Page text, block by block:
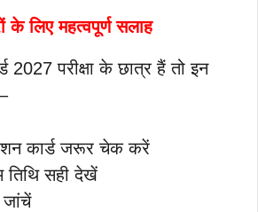
के लिए महत्वपूर्ण सलाह
2027 परीक्षा के छात्र हैं तो इन
कार्ड जरूर चेक करें
तिथि सही देखें
जांचें